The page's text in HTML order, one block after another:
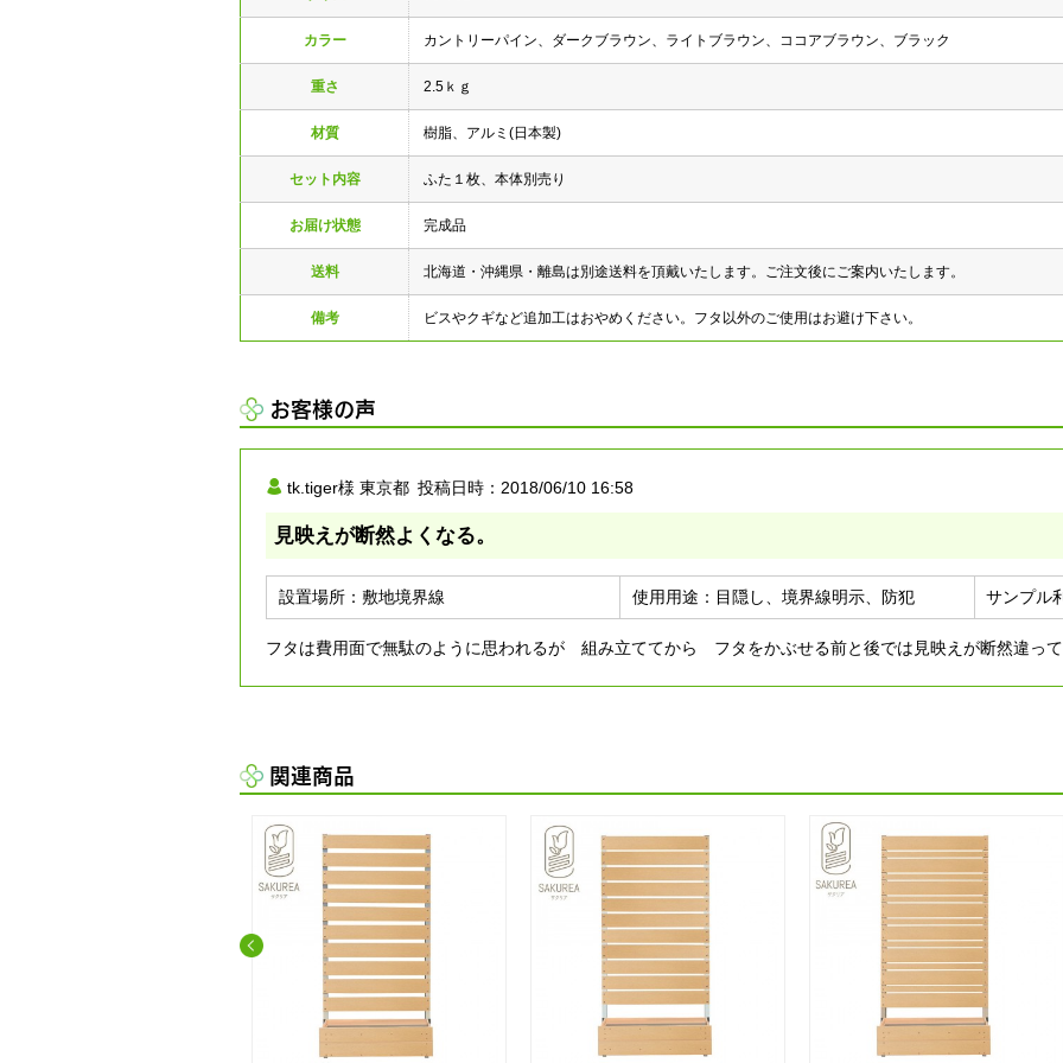
カラー カントリーパイン、ダークブラウン、ライトブラウン、ココアブラウン、ブラック
重さ 2.5ｋｇ
材質 樹脂、アルミ(日本製)
セット内容 ふた１枚、本体別売り
お届け状態 完成品
送料 北海道・沖縄県・離島は別途送料を頂戴いたします。ご注文後にご案内いたします。
備考 ビスやクギなど追加工はおやめください。フタ以外のご使用はお避け下さい。
お客様の声
tk.tiger様 東京都 投稿日時： 2018/06/10 16:58
見映えが断然よくなる。
設置場所： 敷地境界線 使用用途： 目隠し、境界線明示、防犯 サンプル
フタは費用面で無駄のように思われるが 組み立ててから フタをかぶせる前と後では見映えが断然違って
関連商品